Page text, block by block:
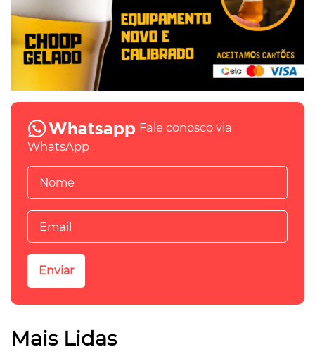
Fale conosco via
WhatsApp
Mais Lidas